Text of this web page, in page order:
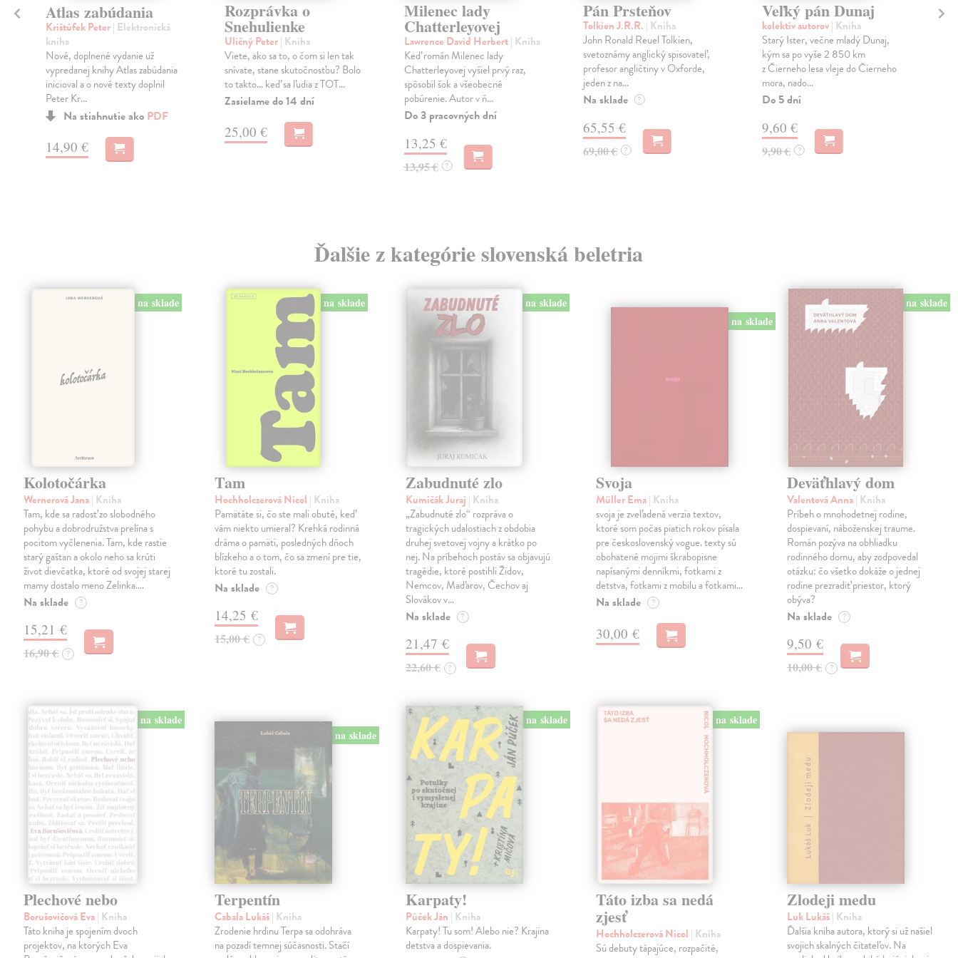
Atlas zabúdania
Krištúfek Peter| Elektronická
kniha
Nové, doplnené vydanie už
vypredanej knihy Atlas zabúdania
inicioval a o nové texty doplnil
Peter Kr...
Na stiahnutie ako PDF
14,90 €
Rozprávka o
Snehulienke
Uličný Peter| Kniha
Viete, ako sa to, o čom si len tak
snívate, stane skutočnosťou? Bolo
to takto... keď sa ľudia z TOT...
Zasielame do 14 dní
25,00 €
Milenec lady
Chatterleyovej
Lawrence David Herbert| Kniha
Keď román Milenec lady
Chatterleyovej vyšiel prvý raz,
spôsobil šok a všeobecné
pobúrenie. Autor v ň...
Do 3 pracovných dní
13,25 €
13,95 € ?
Pán Prsteňov
Tolkien J.R.R. | Kniha
John Ronald Reuel Tolkien,
svetoznámy anglický spisovateľ,
profesor angličtiny v Oxforde,
jeden z na...
Na sklade ?
65,55 €
69,00 € ?
Veľký pán Dunaj
kolektív autorov| Kniha
Starý Ister, večne mladý Dunaj,
kým sa po vyše 2 850 km
z Čierneho lesa vleje do Čierneho
mora, nado...
Do 5 dní
9,60 €
9,90 € ?
Ďalšie z kategórie slovenská beletria
na sklade
Kolotočárka
Wernerová Jana| Kniha
Tam, kde sa radosť zo slobodného
pohybu a dobrodružstva prelína s
pocitom vyčlenenia. Tam, kde rastie
starý gaštan a okolo neho sa krúti
život dievčatka, ktoré od svojej starej
mamy dostalo meno Zelinka.…
Na sklade ?
15,21 €
16,90 € ?
na sklade
Tam
Hochholczerová Nicol | Kniha
Pamätáte si, čo ste mali obuté, keď
vám niekto umieral? Krehká rodinná
dráma o pamäti, posledných dňoch
blízkeho a o tom, čo sa zmení pre tie,
ktoré tu zostali.
Na sklade ?
14,25 €
15,00 € ?
na sklade
Zabudnuté zlo
Kumičák Juraj | Kniha
„Zabudnuté zlo“ rozpráva o
tragických udalostiach z obdobia
druhej svetovej vojny a krátko po
nej. Na príbehoch postáv sa objavujú
tragédie, ktoré postihli Židov,
Nemcov, Maďarov, Čechov aj
Slovákov v…
Na sklade ?
21,47 €
22,60 € ?
na sklade
Svoja
Müller Ema| Kniha
svoja je zveľadená verzia textov,
ktoré som počas piatich rokov písala
pre československý vogue. texty sú
obohatené mojimi škrabopisne
napísanými denníkmi, fotkami z
detstva, fotkami z mobilu a fotkami…
Na sklade ?
30,00 €
na sklade
Deväťhlavý dom
Valentová Anna| Kniha
Príbeh o mnohodetnej rodine,
dospievaní, náboženskej traume.
Román pozýva na obhliadku
rodinného domu, aby zodpovedal
otázku: čo všetko dokáže o jednej
rodine prezradiť priestor, ktorý
obýva?
Na sklade ?
9,50 €
10,00 € ?
na sklade
Plechové nebo
Borušovičová Eva| Kniha
Táto kniha je spojením dvoch
projektov, na ktorých Eva
na sklade
Terpentín
Cabala Lukáš| Kniha
Zrodenie hrdinu Terpa sa odohráva
na pozadí temnej súčasnosti. Stačí
na sklade
Karpaty!
Púček Ján | Kniha
Karpaty! Tu som! Alebo nie? Krajina
detstva a dospievania.
na sklade
Táto izba sa nedá
zjesť
Hochholczerová Nicol | Kniha
Sú debuty tápajúce, rozpačité,
Zlodeji medu
Luk Lukáš| Kniha
Ďalšia kniha autora, ktorý si už našiel
svojich skalných čitateľov. Na